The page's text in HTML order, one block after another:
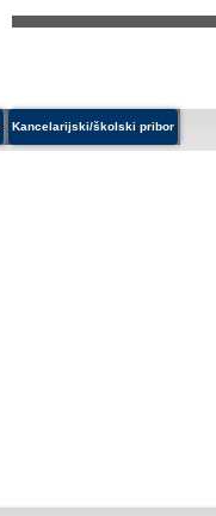
Kancelarijski/školski pribor